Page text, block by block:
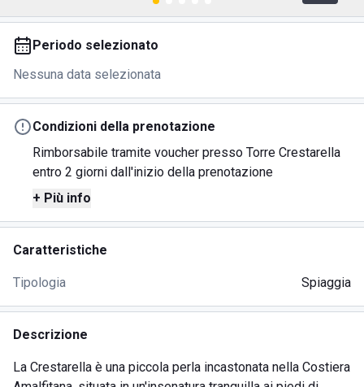
Periodo selezionato
Nessuna data selezionata
Condizioni della prenotazione
Rimborsabile tramite voucher presso Torre Crestarella
entro 2 giorni dall'inizio della prenotazione
+ Più info
Caratteristiche
Tipologia Spiaggia
Descrizione
La Crestarella è una piccola perla incastonata nella Costiera